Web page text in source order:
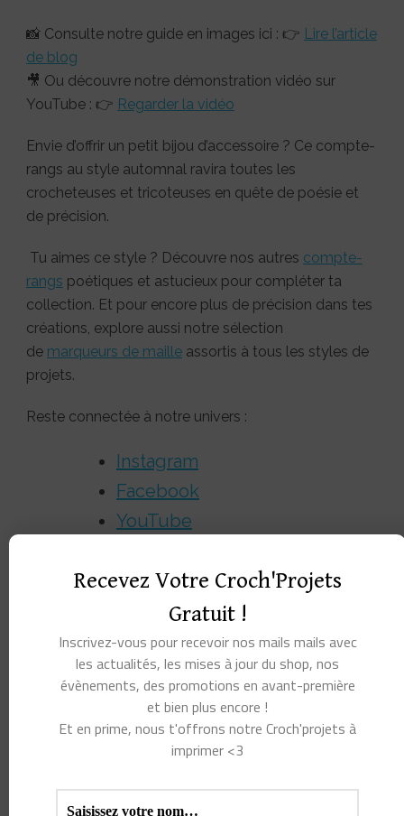
📸 Consulte notre guide en images ici : 👉 Lire l’article
de blog
🎥 Ou découvre notre démonstration vidéo sur
YouTube : 👉 Regarder la vidéo
Envie d’offrir un petit bijou d’accessoire ? Ce compte-
rangs au style automnal ravira toutes les
crocheteuses et tricoteuses en quête de poésie et
de précision.
Tu aimes ce style ? Découvre nos autres compte-
rangs poétiques et astucieux pour compléter ta
collection. Et pour encore plus de précision dans tes
créations, explore aussi notre sélection
de marqueurs de maille assortis à tous les styles de
projets.
Reste connectée à notre univers :
Instagram
Facebook
YouTube
newsletterpour recevoir
astuces et offres exclusives
directement dans ta boîte mail
!
Recevez Votre Croch'Projets
Gratuit !
Inscrivez-vous pour recevoir nos mails mails avec
les actualités, les mises à jour du shop, nos
évènements, des promotions en avant-première
et bien plus encore !
Et en prime, nous t'offrons notre Croch'projets à
imprimer <3